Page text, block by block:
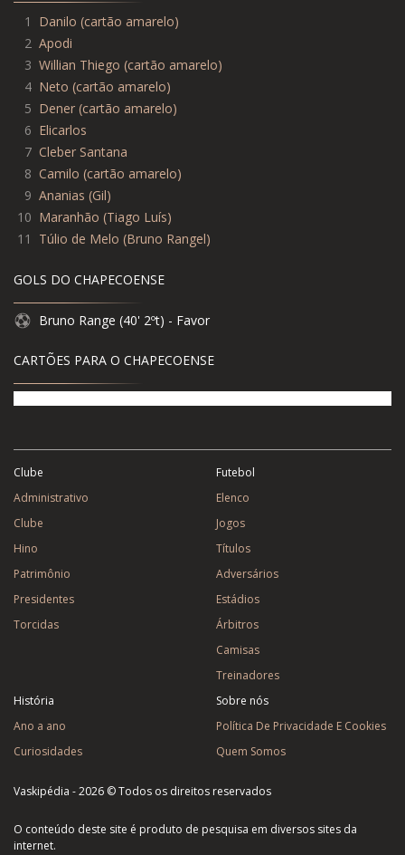
1
Danilo (cartão amarelo)
2 Apodi
3 Willian Thiego (cartão amarelo)
4 Neto (cartão amarelo)
5 Dener (cartão amarelo)
6 Elicarlos
7 Cleber Santana
8 Camilo (cartão amarelo)
9 Ananias (Gil)
10 Maranhão (Tiago Luís)
11
Túlio de Melo (Bruno Rangel)
GOLS DO CHAPECOENSE
Bruno Range (40' 2ºt) - Favor
CARTÕES PARA O CHAPECOENSE
Clube
Administrativo
Clube
Hino
Patrimônio
Presidentes
Torcidas
Futebol
Elenco
Jogos
Títulos
Adversários
Estádios
Árbitros
Camisas
Treinadores
História
Ano a ano
Curiosidades
Sobre nós
Política De Privacidade E Cookies
Quem Somos
Vaskipédia - 2026 © Todos os direitos reservados
O conteúdo deste site é produto de pesquisa em diversos sites da
internet.